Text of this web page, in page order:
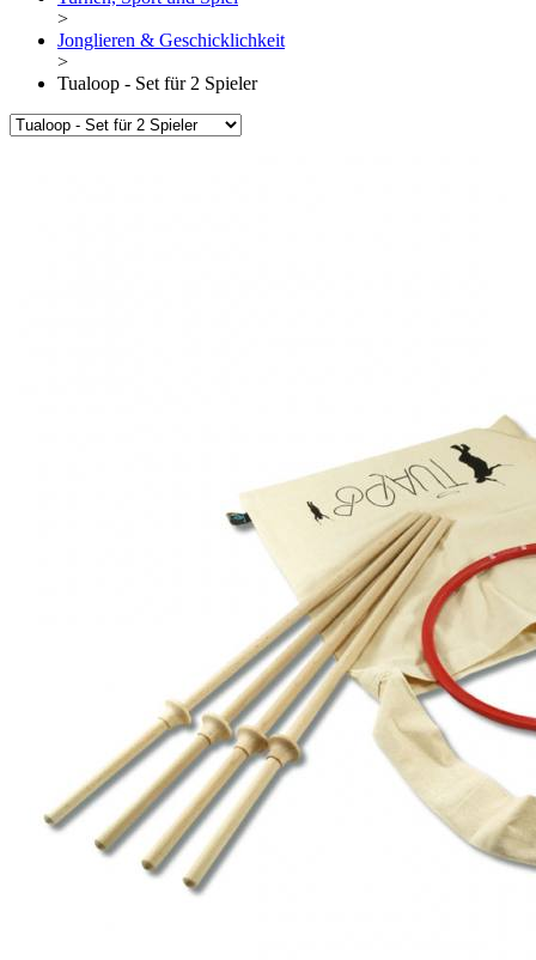
>
Jonglieren & Geschicklichkeit
>
Tualoop - Set für 2 Spieler